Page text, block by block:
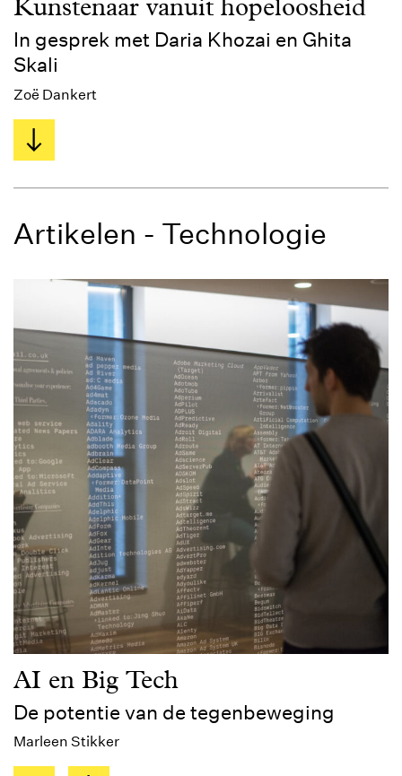
Kunstenaar vanuit hopeloosheid
In gesprek met Daria Khozai en Ghita
Skali
Zoë Dankert
Artikelen - Technologie
AI en Big Tech
De potentie van de tegenbeweging
Marleen Stikker